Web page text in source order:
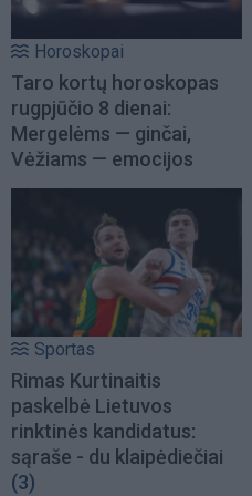
Horoskopai
Taro kortų horoskopas
rugpjūčio 8 dienai:
Mergelėms — ginčai,
Vėžiams — emocijos
Sportas
Rimas Kurtinaitis
paskelbė Lietuvos
rinktinės kandidatus:
sąraše - du klaipėdiečiai
(3)